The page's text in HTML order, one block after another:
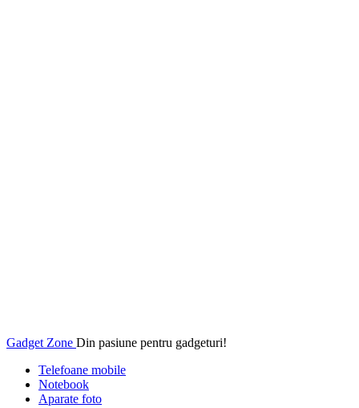
Gadget Zone Din pasiune pentru gadgeturi!
Telefoane mobile
Notebook
Aparate foto